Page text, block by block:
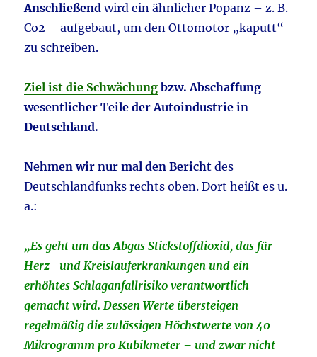
Anschließendwird ein ähnlicher Popanz – z. B.
Co2 – aufgebaut, um den Ottomotor „kaputt“
zu schreiben.
Ziel ist die Schwächung bzw. Abschaffung
wesentlicher Teile der Autoindustrie in
Deutschland.
Nehmen wir nur mal den Bericht des
Deutschlandfunks rechts oben. Dort heißt es u.
a.:
„Es geht um das Abgas Stickstoffdioxid, das für
Herz- und Kreislauferkrankungen und ein
erhöhtes Schlaganfallrisiko verantwortlich
gemacht wird. Dessen Werte übersteigen
regelmäßig die zulässigen Höchstwerte von 40
Mikrogramm pro Kubikmeter – und zwar nicht